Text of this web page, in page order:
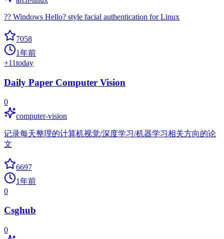
?? Windows Hello? style facial authentication for Linux
7058
1年前
+11today
Daily Paper Computer Vision
0
computer-vision
记录每天整理的计算机视觉/深度学习/机器学习相关方向的论
文
6697
1年前
0
Csghub
0